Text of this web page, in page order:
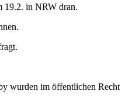
19.2. in NRW dran.
wurden im öffentlichen Recht